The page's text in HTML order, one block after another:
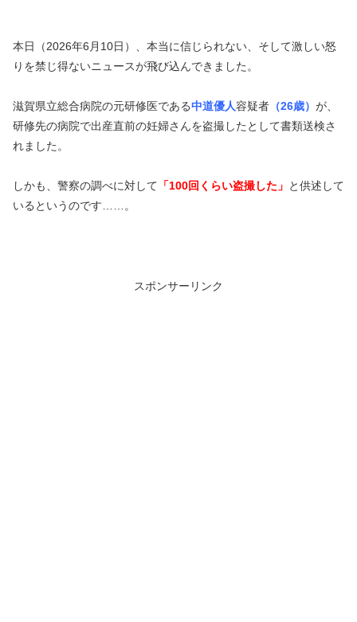
本日（2026年6月10日）、本当に信じられない、そして激しい怒
りを禁じ得ないニュースが飛び込んできました。
滋賀県立総合病院の元研修医である中道優人容疑者 （26歳） が、
研修先の病院で出産直前の妊婦さんを盗撮したとして書類送検さ
れました。
しかも、警察の調べに対して 「100回くらい盗撮した」 と供述して
いるというのです……。
スポンサーリンク